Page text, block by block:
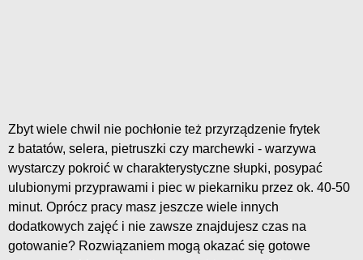
Zbyt wiele chwil nie pochłonie też przyrządzenie frytek
z batatów, selera, pietruszki czy marchewki - warzywa
wystarczy pokroić w charakterystyczne słupki, posypać
ulubionymi przyprawami i piec w piekarniku przez ok. 40-50
minut. Oprócz pracy masz jeszcze wiele innych
dodatkowych zajęć i nie zawsze znajdujesz czas na
gotowanie? Rozwiązaniem mogą okazać się gotowe